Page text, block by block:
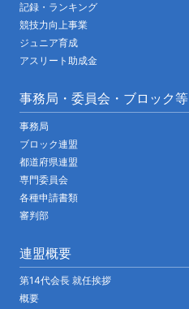
記録・ランキング
競技力向上事業
ジュニア育成
アスリート助成金
事務局・委員会・ブロック等
事務局
ブロック連盟
都道府県連盟
専門委員会
各種申請書類
審判部
連盟概要
第14代会長 就任挨拶
概要